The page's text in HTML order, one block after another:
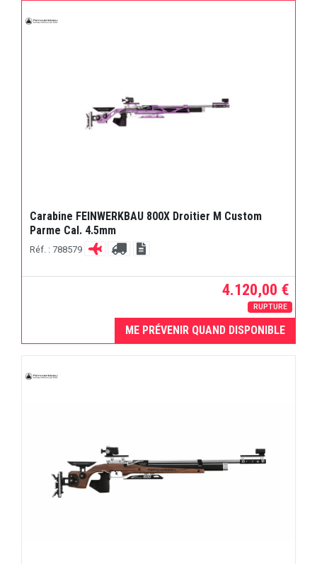
Carabine FEINWERKBAU 800X Droitier M Custom
Parme Cal. 4.5mm
Réf. : 788579
4.120,00 €
RUPTURE
ME PRÉVENIR QUAND DISPONIBLE